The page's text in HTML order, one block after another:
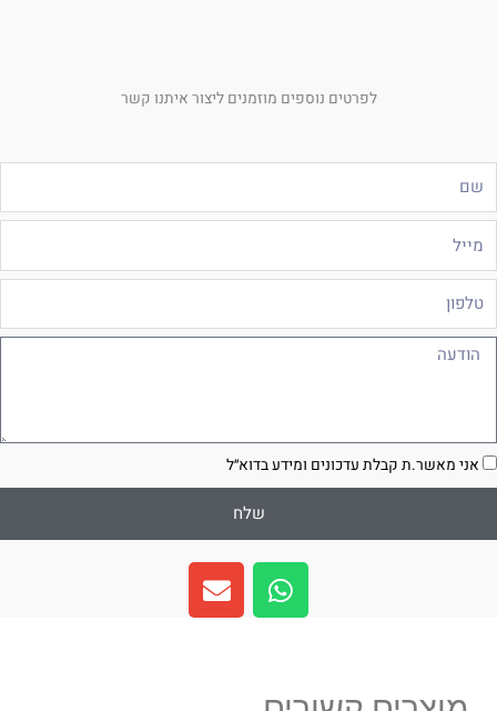
לפרטים נוספים מוזמנים ליצור איתנו קשר
אני מאשר.ת קבלת עדכונים ומידע בדוא״ל
שלח
W
h
a
E
n
v